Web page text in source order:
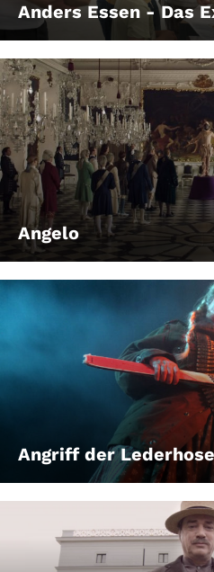
Anders Essen - Das
Angelo
Angriff der